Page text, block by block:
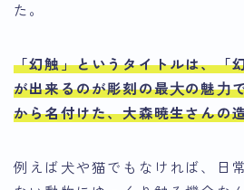
た。
「幻触」というタイトルは、「
が出来るのが彫刻の最⼤の魅⼒
から名付けた、大森暁生さんの
例えば犬や猫でもなければ、日